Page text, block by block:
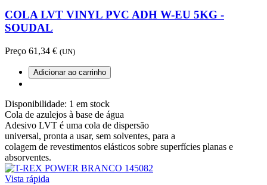
COLA LVT VINYL PVC ADH W-EU 5KG -
SOUDAL
Preço 61,34 € (UN)
Adicionar ao carrinho
Disponibilidade: 1 em stock
Cola de azulejos à base de água
Adesivo LVT é uma cola de dispersão
universal, pronta a usar, sem solventes, para a
colagem de revestimentos elásticos sobre superfícies planas e
absorventes.
Vista rápida